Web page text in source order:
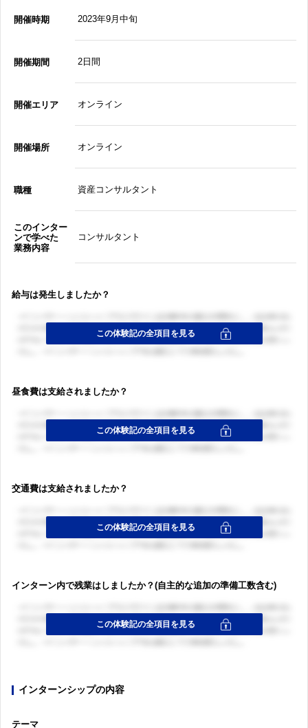
開催時期 2023年9月中旬
開催期間 2日間
開催エリア オンライン
開催場所 オンライン
職種 資産コンサルタント
このインター
ンで学べた
業務内容
コンサルタント
給与は発生しましたか？
昼食費は支給されましたか？
交通費は支給されましたか？
インターン内で残業はしましたか？(自主的な追加の準備工数含む)
インターンシップの内容
テーマ